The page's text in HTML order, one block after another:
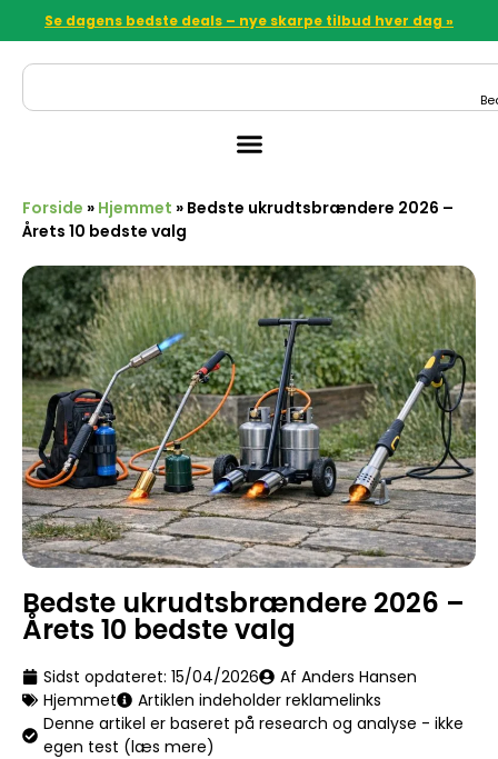
Se dagens bedste deals – nye skarpe tilbud hver dag »
Forside » Hjemmet » Bedste ukrudtsbrændere 2026 –
Årets 10 bedste valg
Bedste ukrudtsbrændere 2026 –
Årets 10 bedste valg
Sidst opdateret: 15/04/2026
Af Anders Hansen
Hjemmet
Artiklen indeholder reklamelinks
Denne artikel er baseret på research og analyse - ikke
egen test (læs mere)